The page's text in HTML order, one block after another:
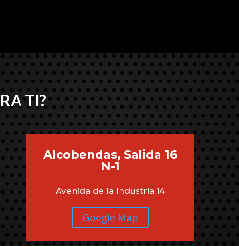
TI?
Alcobendas, Salida 16
N-1
Avenida de la Industria 14
Google Map